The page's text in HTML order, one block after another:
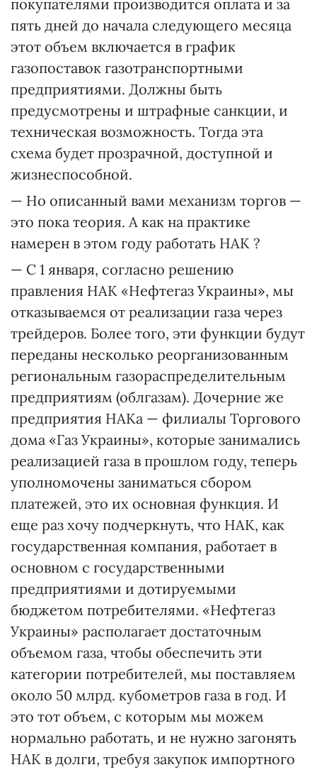
покупателями производится оплата и за
пять дней до начала следующего месяца
этот объем включается в график
газопоставок газотранспортными
предприятиями. Должны быть
предусмотрены и штрафные санкции, и
техническая возможность. Тогда эта
схема будет прозрачной, доступной и
жизнеспособной.
— Но описанный вами механизм торгов —
это пока теория. А как на практике
намерен в этом году работать НАК ?
— С 1 января, согласно решению
правления НАК «Нефтегаз Украины», мы
отказываемся от реализации газа через
трейдеров. Более того, эти функции будут
переданы несколько реорганизованным
региональным газораспределительным
предприятиям (облгазам). Дочерние же
предприятия НАКа — филиалы Торгового
дома «Газ Украины», которые занимались
реализацией газа в прошлом году, теперь
уполномочены заниматься сбором
платежей, это их основная функция. И
еще раз хочу подчеркнуть, что НАК, как
государственная компания, работает в
основном с государственными
предприятиями и дотируемыми
бюджетом потребителями. «Нефтегаз
Украины» располагает достаточным
объемом газа, чтобы обеспечить эти
категории потребителей, мы поставляем
около 50 млрд. кубометров газа в год. И
это тот объем, с которым мы можем
нормально работать, и не нужно загонять
НАК в долги, требуя закупок импортного